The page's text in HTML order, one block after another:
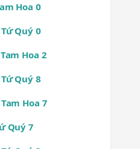
Hoa 0
Quý 0
Hoa 2
Quý 8
Hoa 7
Quý 7